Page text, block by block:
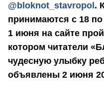
@bloknot_stavropol .
принимаются с 18
1 июня на сайте
котором читатели
чудесную улыбку
объявлены 2 июня